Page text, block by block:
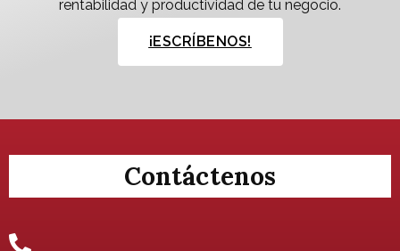
rentabilidad y productividad de tu negocio.
¡ESCRÍBENOS!
Contáctenos